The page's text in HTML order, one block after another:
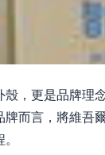
，更是品牌理
而言，將維吾